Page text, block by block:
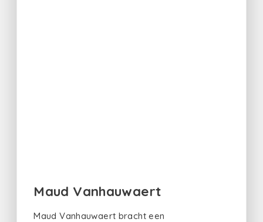
Maud Vanhauwaert
Maud Vanhauwaert bracht een